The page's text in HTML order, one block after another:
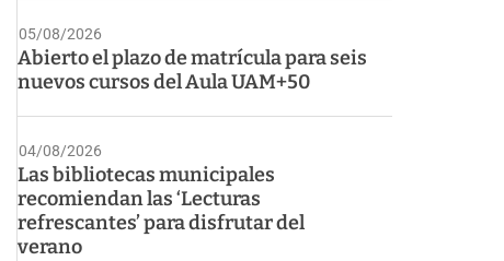
05/08/2026
Abierto el plazo de matrícula para seis
nuevos cursos del Aula UAM+50
04/08/2026
Las bibliotecas municipales
recomiendan las ‘Lecturas
refrescantes’ para disfrutar del
verano